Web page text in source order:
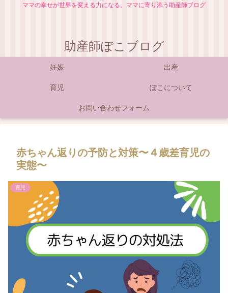
ママの幸せが世界を変える力になる。ママに寄り添う助産師ブログ
助産師ぽこブログ
妊娠 出産
育児 ぽこについて
お問い合わせフォーム
赤ちゃん返りの予防と対策〜４歳差育児の
実態〜
育児